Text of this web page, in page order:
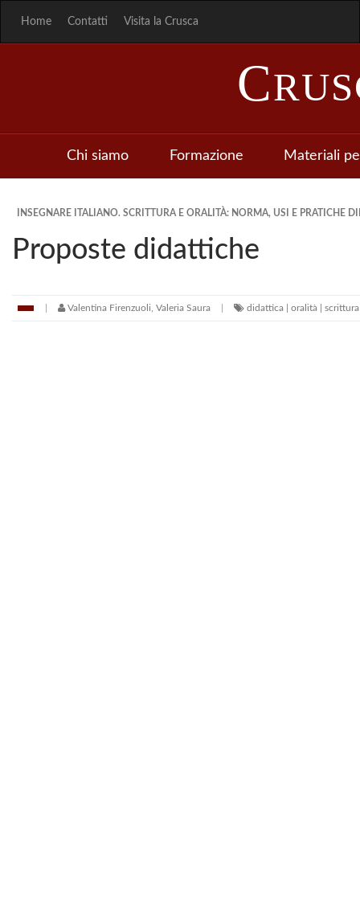
Home Contatti Visita la Crusca
C
Chi siamo Formazione Materiali
INSEGNARE ITALIANO. SCRITTURA E ORALITÀ: NORMA, USI E PRATICHE
Proposte didattiche
Valentina Firenzuoli, Valeria Saura didattica | oralità |